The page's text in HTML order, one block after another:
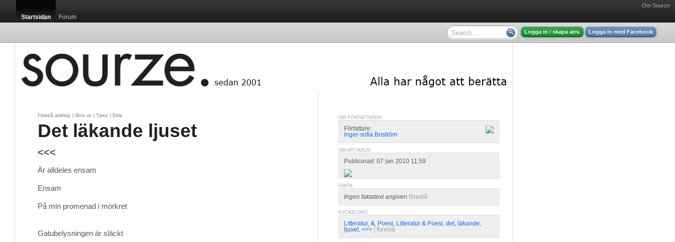
Om Sourze
Startsidan Forum
Logga in / skapa anv. Logga in med Facebook
Föreslå ändring Skriv ut Tipsa Dela
Det läkande ljuset
<<<
Är alldeles ensam
Ensam
På min promenad i mörkret
Gatubelysningen är släckt
OM FÖRFATTAREN
Författare:
Inger-sofia Boström
OM ARTIKELN
Publicerad: 07 jan 2010 11:59
FAKTA
Ingen faktatext angiven föreslå
NYCKELORD
Litteratur, &, Poesi, Litteratur & Poesi, det, läkande,
ljuset, <<< föreslå